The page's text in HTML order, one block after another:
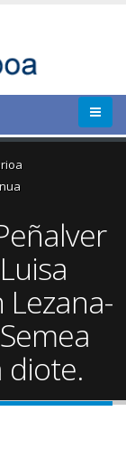
Lezana-
diote.